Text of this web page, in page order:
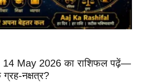
14 May 2026 का राशिफल पढ़ें—
नक्षत्र?